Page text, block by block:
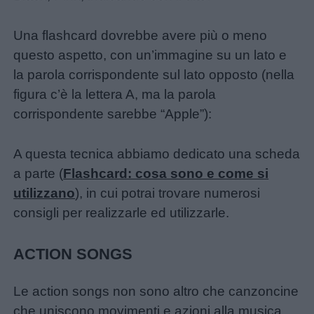
Una flashcard dovrebbe avere più o meno
questo aspetto, con un’immagine su un lato e
la parola corrispondente sul lato opposto (nella
figura c’è la lettera A, ma la parola
corrispondente sarebbe “Apple”):
A questa tecnica abbiamo dedicato una scheda
a parte (Flashcard: cosa sono e come si
utilizzano), in cui potrai trovare numerosi
consigli per realizzarle ed utilizzarle.
ACTION SONGS
Le action songs non sono altro che canzoncine
che uniscono movimenti e azioni alla musica.